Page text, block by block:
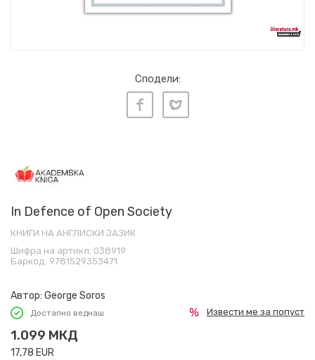
Сподели:
In Defence of Open Society
КНИГИ НА АНГЛИСКИ ЈАЗИК
Шифра на артикл: 038919
Баркод: 9781529353471
Автор: George Soros
Достапно веднаш
1.099 МКД
17,78 EUR
Извести ме за попуст